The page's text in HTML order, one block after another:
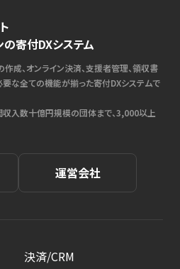
寄付DXシステム
成、オンライン決済、支援者管理、領収書
要な全ての機能が揃った寄付DXシステムで
入数十億円規模の団体まで、3,000以上
運営会社
決済/CRM